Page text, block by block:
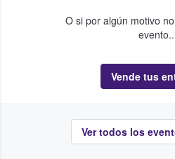
O si por algún motivo
Vende tus
Ver todos los